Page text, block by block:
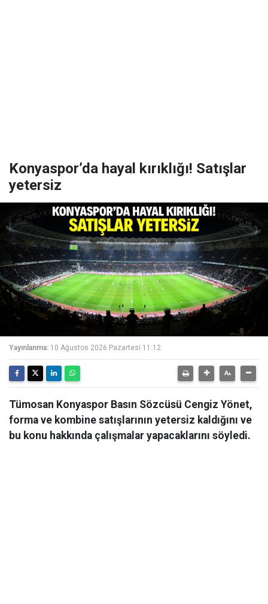
Konyaspor’da hayal kırıklığı! Satışlar
yetersiz
Yayınlanma: 10 Ağustos 2026 Pazartesi 11:12
Tümosan Konyaspor Basın Sözcüsü Cengiz Yönet,
forma ve kombine satışlarının yetersiz kaldığını ve
bu konu hakkında çalışmalar yapacaklarını söyledi.